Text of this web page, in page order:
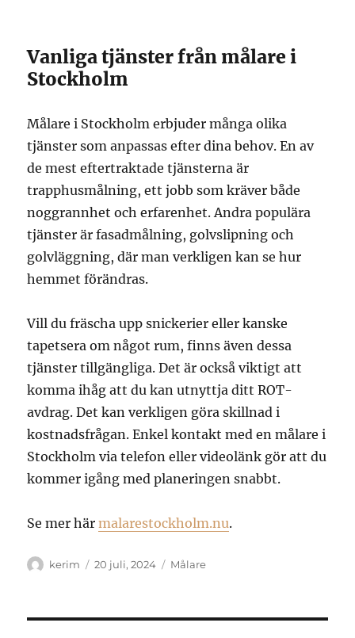
Vanliga tjänster från målare i
Stockholm
Målare i Stockholm erbjuder många olika
tjänster som anpassas efter dina behov. En av
de mest eftertraktade tjänsterna är
trapphusmålning, ett jobb som kräver både
noggrannhet och erfarenhet. Andra populära
tjänster är fasadmålning, golvslipning och
golvläggning, där man verkligen kan se hur
hemmet förändras.
Vill du fräscha upp snickerier eller kanske
tapetsera om något rum, finns även dessa
tjänster tillgängliga. Det är också viktigt att
komma ihåg att du kan utnyttja ditt ROT-
avdrag. Det kan verkligen göra skillnad i
kostnadsfrågan. Enkel kontakt med en målare i
Stockholm via telefon eller videolänk gör att du
kommer igång med planeringen snabbt.
Se mer härmalarestockholm.nu.
Författare
kerim
Publicerat
20 juli, 2024 Kategorier
Målare